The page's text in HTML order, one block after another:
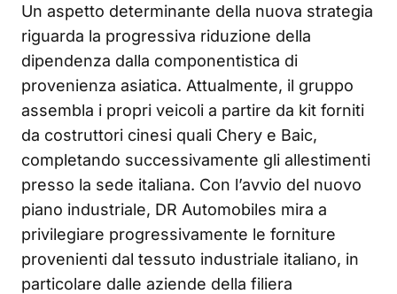
Un aspetto determinante della nuova strategia
riguarda la progressiva riduzione della
dipendenza dalla componentistica di
provenienza asiatica. Attualmente, il gruppo
assembla i propri veicoli a partire da kit forniti
da costruttori cinesi quali Chery e Baic,
completando successivamente gli allestimenti
presso la sede italiana. Con l’avvio del nuovo
piano industriale, DR Automobiles mira a
privilegiare progressivamente le forniture
provenienti dal tessuto industriale italiano, in
particolare dalle aziende della filiera